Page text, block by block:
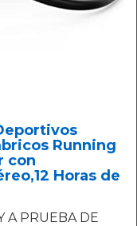
Running
con
Horas de
A PRUEBA DE